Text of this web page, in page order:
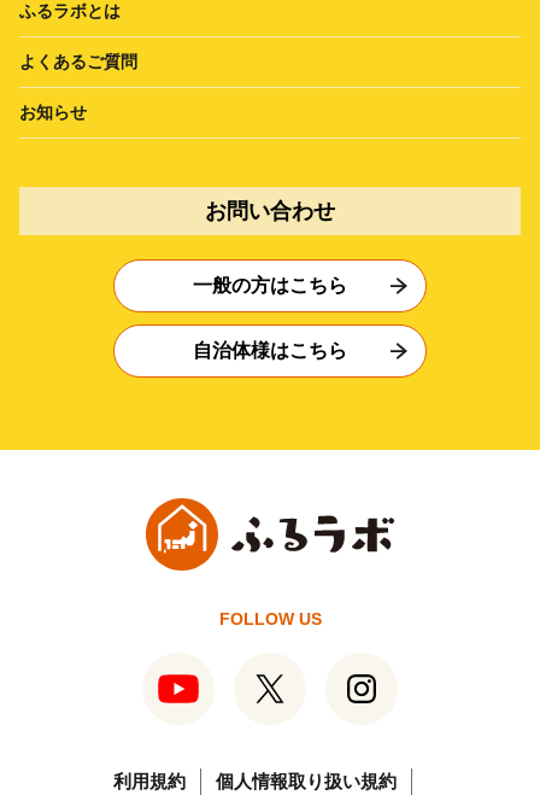
ふるラボとは
よくあるご質問
お知らせ
お問い合わせ
一般の方はこちら
自治体様はこちら
FOLLOW US
利用規約 個人情報取り扱い規約